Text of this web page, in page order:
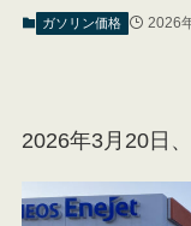
ガソリン価格 2026
2026年3月20日